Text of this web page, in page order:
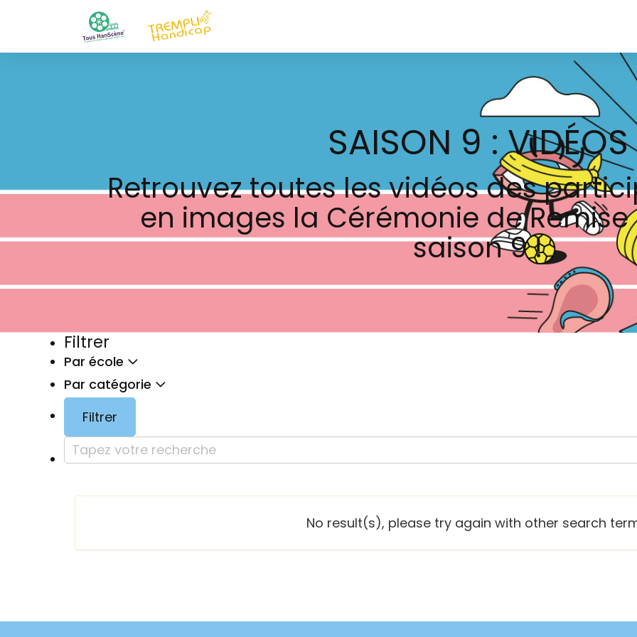
SAISON 9 : VIDÉOS
Retrouvez toutes les vidéos des
en images la Cérémonie de Remise
saison 9 !
Filtrer
Par école
Par catégorie
Filtrer
No result(s), please try again with other search